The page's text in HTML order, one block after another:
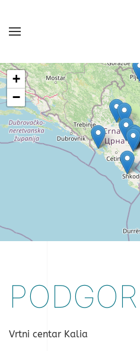
+
−
Vrtni centar Kalia